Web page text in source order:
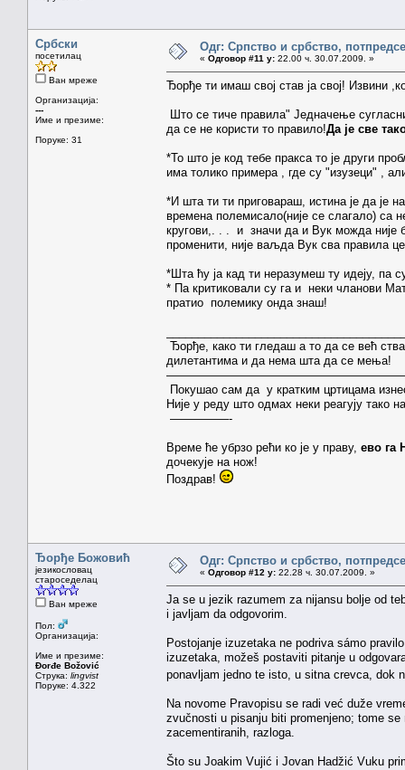
Србски
посетилац
Ван мреже
Организација:
---
Име и презиме:
Поруке: 31
Одг: Српство и србство,
« Одговор #11 у: 22.00 ч. 30.07.2009. »
Ђорђе ти имаш свој став ја свој! Извини
Што се тиче правила" Једначење
да се не користи то правило!Да је све
*То што је код тебе пракса то је други
има толико примера , где су "изузеци" ,
*И шта ти ти приговараш, истина је да је
времена полемисало(није се слагало)
кругови,. . . и значи да и Вук можда није
променити, није ваљда Вук сва правила
*Шта ћу ја кад ти неразумеш ту идеју, па
* Па критиковали су га и неки чланови
пратио полемику онда знаш!
Ђорђе, како ти гледаш а то да се већ
дилетантима и да нема шта да се мења!
Покушао сам да у кратким цртицама
Није у реду што одмах неки реагују тако
—————-
Време ће убрзо рећи ко је у праву, ево га
дочекује на нож!
Поздрав!
Ђорђе Божовић
језикословац
староседелац
Ван мреже
Пол:
Организација:
Име и презиме:
Đorđe Božović
Струка: lingvist
Поруке: 4.322
Одг: Српство и србство,
« Одговор #12 у: 22.28 ч. 30.07.2009. »
Ja se u jezik razumem za nijansu bolje od
i javljam da odgovorim.
Postojanje izuzetaka ne podriva sámo
izuzetaka, možeš postaviti pitanje u
ponavljam jedno te isto, u sitna crevca, dok
Na novome Pravopisu se radi već duže
zvučnosti u pisanju biti promenjeno; tome
zacementiranih, razloga.
Što su Joakim Vujić i Jovan Hadžić Vuku